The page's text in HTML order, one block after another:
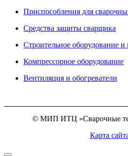
Приспособления для
Средства защиты сварщика
Строительное оборудование
Компрессорное оборудование
Вентиляция и обогреватели
© МИП ИТЦ «Сварочные
Карта